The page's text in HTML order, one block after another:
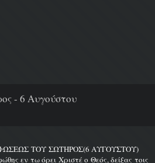
- 6 Αυγούστου
ΤΟΥ ΣΩΤΗΡΟΣ(6 ΑΥΓΟΥΣΤΟΥ)
εν τω όρει Χριστέ ο Θεός, δείξας τοις